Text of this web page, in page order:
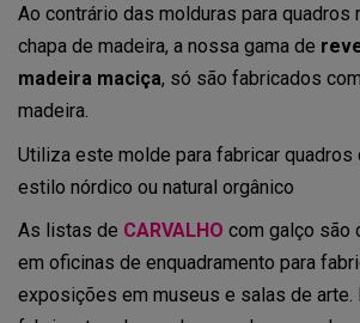
Ao contrário das molduras para quadros
chapa de madeira, a nossa gama de
madeira maciça, só são fabricados
madeira.
Utiliza este molde para fabricar quadros
estilo nórdico ou natural orgânico
As listas de CARVALHO com galço são
em oficinas de enquadramento para
exposições em museus e salas de arte.